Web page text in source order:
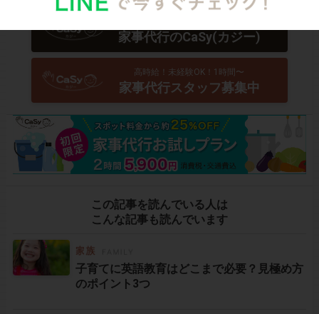
家事代行のCaSy(カジー)
高時給！未経験OK！1時間〜
家事代行スタッフ募集中
この記事を読んでいる人は
こんな記事も読んでいます
子育てに英語教育はどこまで必要？見極め方
のポイント3つ